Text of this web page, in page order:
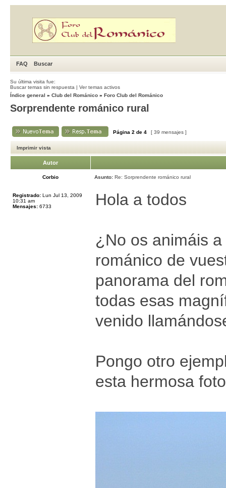
FAQ Buscar
Su última visita fue:
Buscar temas sin respuesta | Ver temas activos
Índice general » Club del Románico » Foro Club del Románico
Sorprendente románico rural
Página 2 de 4 [ 39 mensajes ]
Imprimir vista
Autor
Corbio Asunto: Re: Sorprendente románico rural
Registrado: Lun Jul 13, 2009
10:31 am
Mensajes: 6733 Hola a todos
¿No os animáis
románico de
panorama del
todas esas
venido
Pongo otro
esta hermosa